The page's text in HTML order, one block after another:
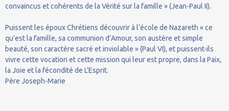
convaincus et cohérents de la Vérité sur la famille » (Jean-Paul II).
Puissent les époux Chrétiens découvrir à l’école de Nazareth « ce
qu’est la famille, sa communion d’Amour, son austère et simple
beauté, son caractère sacré et inviolable » (Paul VI), et puissent-ils
vivre cette vocation et cette mission qui leur est propre, dans la Paix,
la Joie et la fécondité de L’Esprit.
Père Joseph-Marie